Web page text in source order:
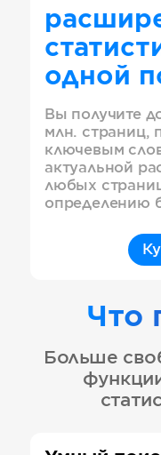
одной
Вы получите
млн. страниц,
ключевым
актуальной
любых
определению
Что
Больше